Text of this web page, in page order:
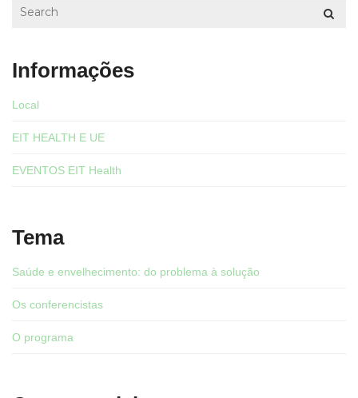
Informações
Local
EIT HEALTH E UE
EVENTOS EIT Health
Tema
Saúde e envelhecimento: do problema à solução
Os conferencistas
O programa